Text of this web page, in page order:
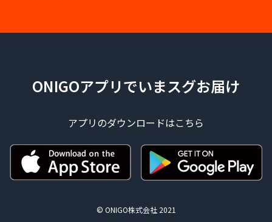
ONIGOアプリでいまスグお届け
アプリのダウンロードはこちら
© ONIGO株式会社 2021